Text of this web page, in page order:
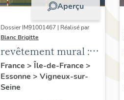
Aperçu
Dossier IM91001467 | Réalisé par
Blanc Brigitte
revêtement mural :
La course à pied
France > Île-de-France >
Essonne > Vigneux-sur-
Seine